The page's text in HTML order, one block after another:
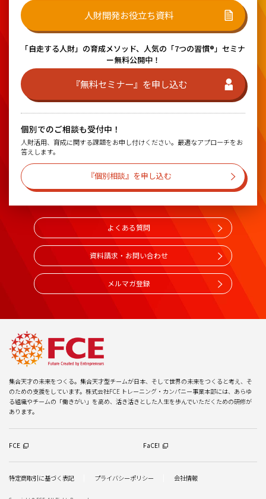
人財開発お役立ち資料
「自走する人財」の育成メソッド、 人気の「7つの習慣®」セミナ
ー無料公開中！
『無料セミナー』を申し込む
個別でのご相談も受付中！
人財活用、育成に関する課題をお申し付けください。最適なアプローチをお
答えします。
『個別相談』を申し込む
よくある質問
資料請求・お問い合わせ
メルマガ登録
集合天才の未来をつくる。集合天才型チームが日本、そして世界の未来をつくると考え、そ
のための支援をしています。株式会社FCE トレーニング・カンパニー事業本部には、あらゆ
る組織やチームの「働きがい」を高め、活き活きとした人生を歩んでいただくための研修が
あります。
FCE FaCE!
特定商取引に基づく表記 プライバシーポリシー 会社情報